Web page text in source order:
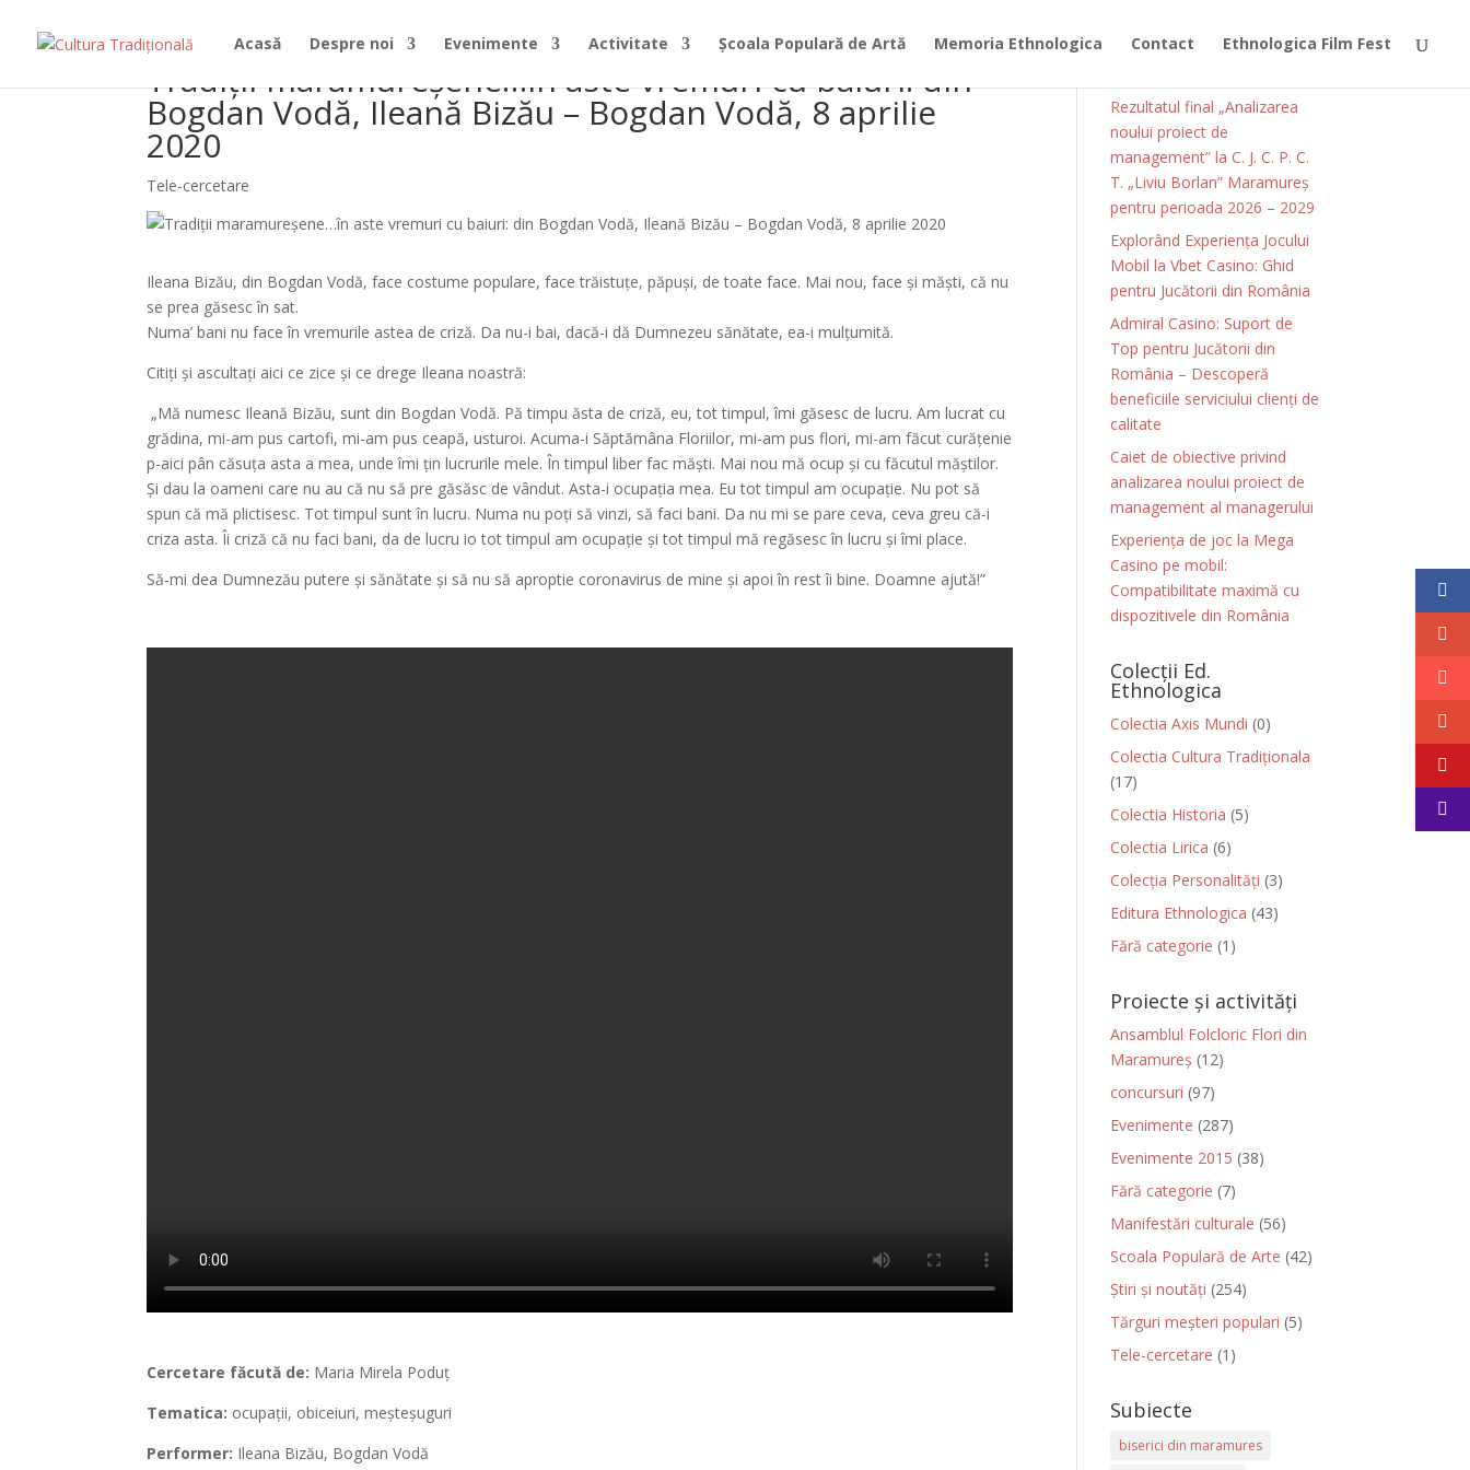
Acasă Despre noi Evenimente Activitate Școala Populară de Artă Memoria Ethnologica Contact Ethnologica Film Fest
Tradiții maramureșene…în aste vremuri cu baiuri: din
Bogdan Vodă, Ileană Bizău – Bogdan Vodă, 8 aprilie
2020
Tele-cercetare
Ileana Bizău, din Bogdan Vodă, face costume populare, face trăistuțe, păpuși, de toate face. Mai nou, face și măști, că nu
se prea găsesc în sat.
Numa’ bani nu face în vremurile astea de criză. Da nu-i bai, dacă-i dă Dumnezeu sănătate, ea-i mulțumită.
Citiți și ascultați aici ce zice și ce drege Ileana noastră:
„Mă numesc Ileană Bizău, sunt din Bogdan Vodă. Pă timpu ăsta de criză, eu, tot timpul, îmi găsesc de lucru. Am lucrat cu
grădina, mi-am pus cartofi, mi-am pus ceapă, usturoi. Acuma-i Săptămâna Floriilor, mi-am pus flori, mi-am făcut curățenie
p-aici pân căsuța asta a mea, unde îmi țin lucrurile mele. În timpul liber fac măști. Mai nou mă ocup și cu făcutul măștilor.
Și dau la oameni care nu au că nu să pre găsăsc de vândut. Asta-i ocupația mea. Eu tot timpul am ocupație. Nu pot să
spun că mă plictisesc. Tot timpul sunt în lucru. Numa nu poți să vinzi, să faci bani. Da nu mi se pare ceva, ceva greu că-i
criza asta. Îi criză că nu faci bani, da de lucru io tot timpul am ocupație și tot timpul mă regăsesc în lucru și îmi place.
Să-mi dea Dumnezău putere și sănătate și să nu să aproptie coronavirus de mine și apoi în rest îi bine. Doamne ajută!”
Cercetare făcută de: Maria Mirela Poduț
Tematica: ocupații, obiceiuri, meșteșuguri
Performer: Ileana Bizău, Bogdan Vodă
Rezultatul final „Analizarea
noului proiect de
management” la C. J. C. P. C.
T. „Liviu Borlan” Maramureș
pentru perioada 2026 – 2029
Explorând Experiența Jocului
Mobil la Vbet Casino: Ghid
pentru Jucătorii din România
Admiral Casino: Suport de
Top pentru Jucătorii din
România – Descoperă
beneficiile serviciului clienți de
calitate
Caiet de obiective privind
analizarea noului proiect de
management al managerului
Experiența de joc la Mega
Casino pe mobil:
Compatibilitate maximă cu
dispozitivele din România
Colecții Ed.
Ethnologica
Colectia Axis Mundi (0)
Colectia Cultura Tradiționala
(17)
Colectia Historia (5)
Colectia Lirica (6)
Colecția Personalități (3)
Editura Ethnologica (43)
Fără categorie (1)
Proiecte și activități
Ansamblul Folcloric Flori din
Maramureș (12)
concursuri (97)
Evenimente (287)
Evenimente 2015 (38)
Fără categorie (7)
Manifestări culturale (56)
Scoala Populară de Arte (42)
Știri și noutăți (254)
Tărguri meșteri populari (5)
Tele-cercetare (1)
Subiecte
biserici din maramures